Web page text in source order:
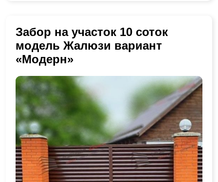
Забор на участок 10 соток
модель Жалюзи вариант
«Модерн»